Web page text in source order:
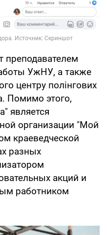
преподавателем
УжНУ, а также
центру полінгових
Помимо этого,
является
организации "Мой
краеведческой
разных
акций и
работником